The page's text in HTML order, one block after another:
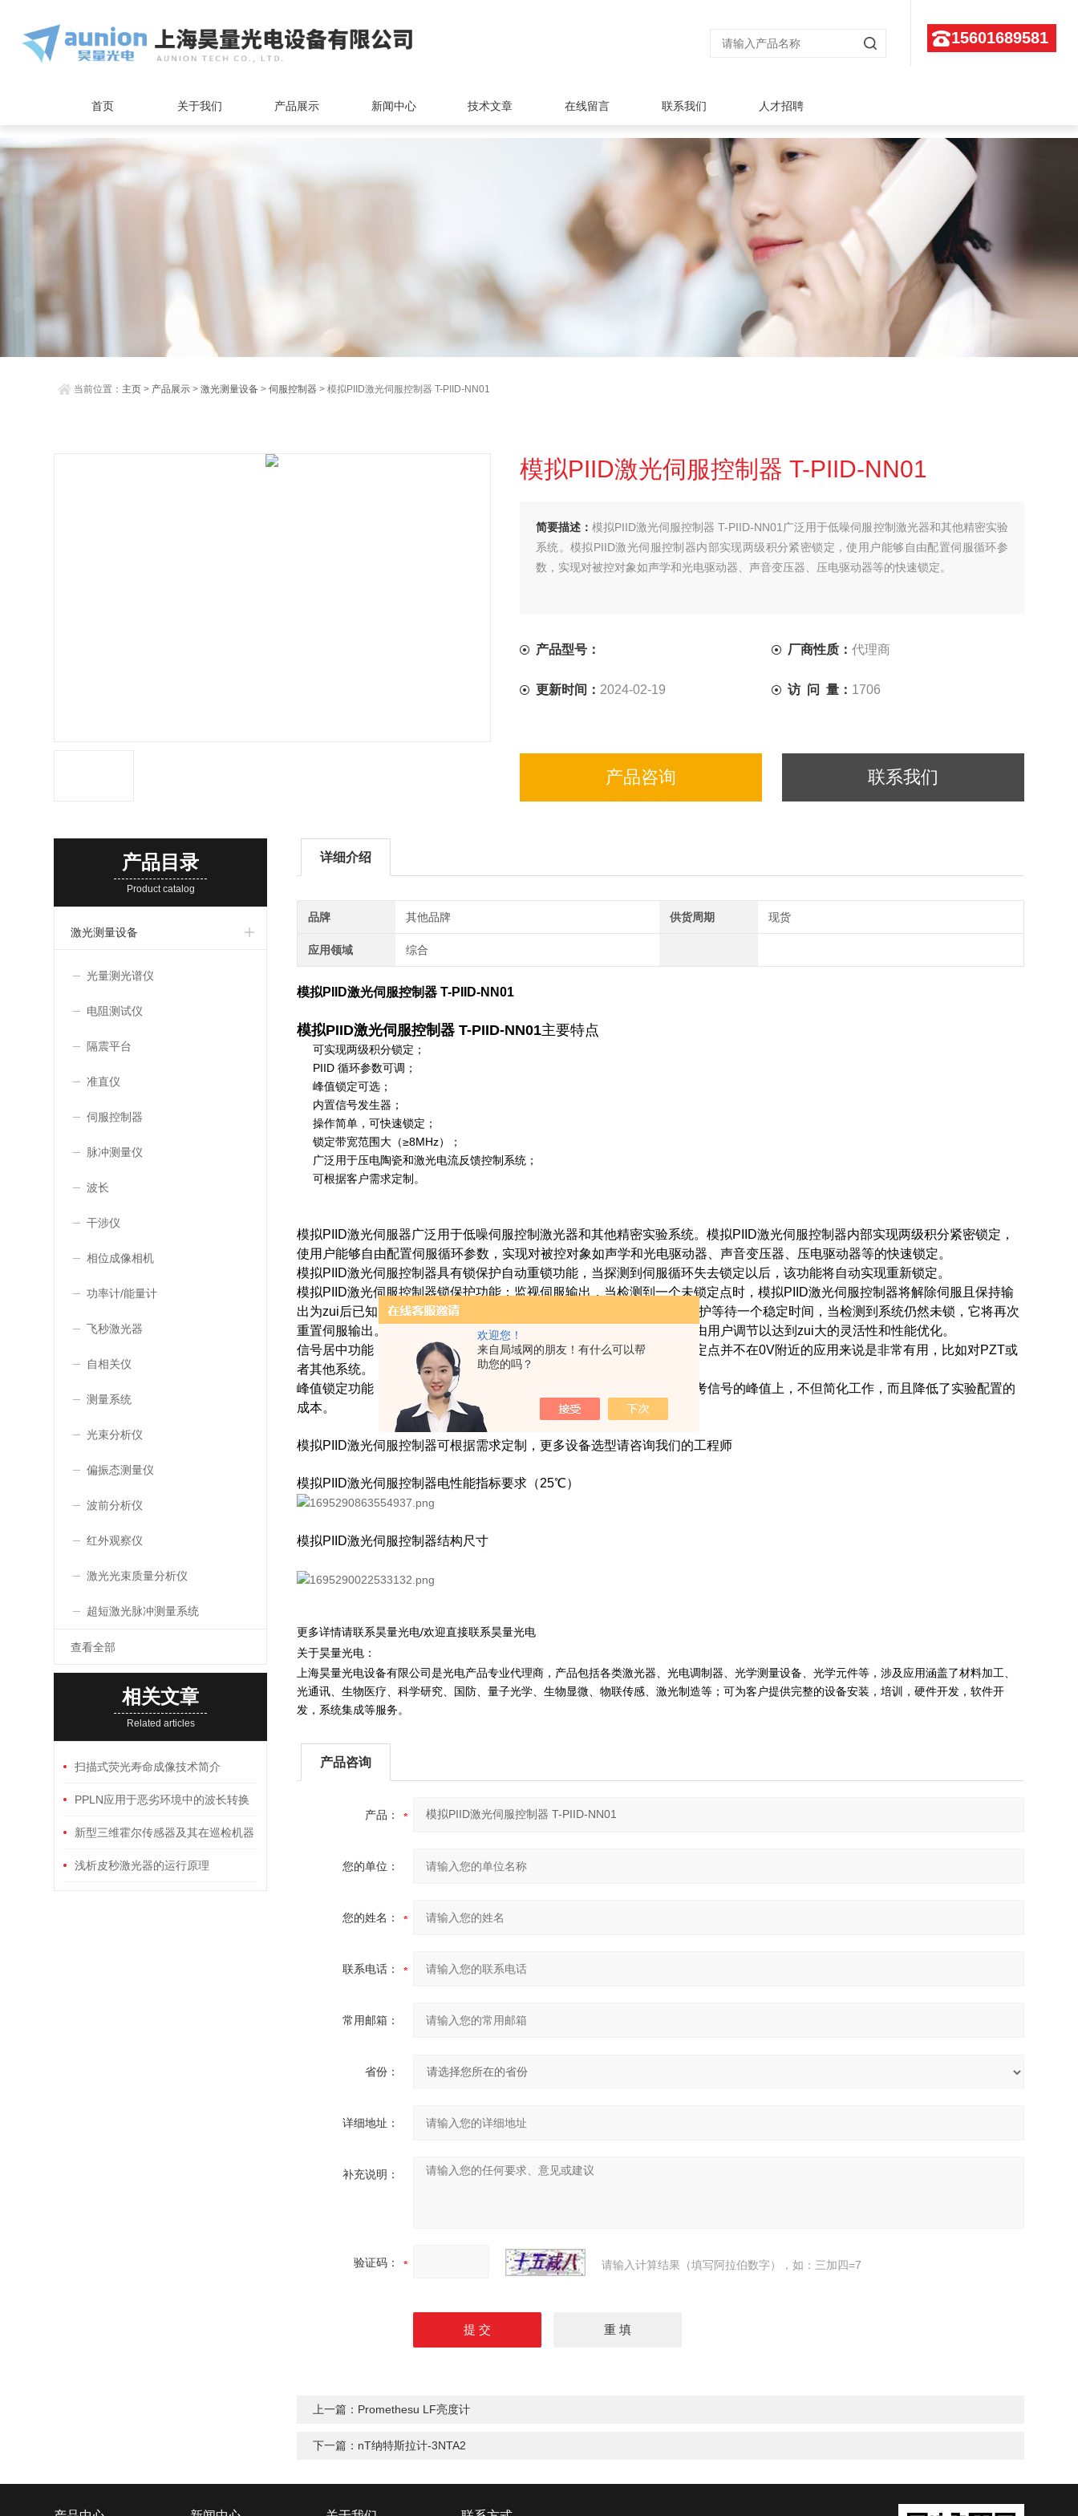
欢迎您！
来自局域网的朋友！有什么可以帮
助您的吗？
15601689581
首页 关于我们 产品展示 新闻中心 技术文章 在线留言 联系我们 人才招聘
当前位置： 主页 > 产品展示 >激光测量设备 >伺服控制器 > 模拟PIID激光伺服控制器 T-PIID-NN01
模拟PIID激光伺服控制器 T-PIID-NN01
简要描述： 模拟PIID激光伺服控制器 T-PIID-NN01广泛用于低噪伺服控制激光器和其他精密实验
系统。模拟PIID激光伺服控制器内部实现两级积分紧密锁定，使用户能够自由配置伺服循环参
数，实现对被控对象如声学和光电驱动器、声音变压器、压电驱动器等的快速锁定。
产品型号： 厂商性质：代理商
更新时间： 2024-02-19 访 问 量： 1706
产品咨询 联系我们
产品目录
Product catalog
激光测量设备
光量测光谱仪
电阻测试仪
隔震平台
准直仪
伺服控制器
脉冲测量仪
波长
干涉仪
相位成像相机
功率计/能量计
飞秒激光器
自相关仪
测量系统
光束分析仪
偏振态测量仪
波前分析仪
红外观察仪
激光光束质量分析仪
超短激光脉冲测量系统
查看全部
相关文章
Related articles
扫描式荧光寿命成像技术简介
PPLN应用于恶劣环境中的波长转换
新型三维霍尔传感器及其在巡检机器
人中的应用
浅析皮秒激光器的运行原理
详细介绍
品牌 其他品牌 供货周期 现货
应用领域 综合
模拟PIID激光伺服控制器 T-PIID-NN01
模拟PIID激光伺服控制器 T-PIID-NN01主要特点
可实现两级积分锁定；
PIID 循环参数可调；
峰值锁定可选；
内置信号发生器；
操作简单，可快速锁定；
锁定带宽范围大（≥8MHz）；
广泛用于压电陶瓷和激光电流反馈控制系统；
可根据客户需求定制。
模拟PIID激光伺服器广泛用于低噪伺服控制激光器和其他精密实验系统。模拟PIID激光伺服控制器内部实现两级积分紧密锁定，
使用户能够自由配置伺服循环参数，实现对被控对象如声学和光电驱动器、声音变压器、压电驱动器等的快速锁定。
模拟PIID激光伺服控制器具有锁保护自动重锁功能，当探测到伺服循环失去锁定以后，该功能将自动实现重新锁定。
模拟PIID激光伺服控制器锁保护功能：监视伺服输出，当检测到一个未锁定点时，模拟PIID激光伺服控制器将解除伺服且保持输
出为zui后已知的有效值。锁保护等待一个保持时间然后重新锁定。锁保护等待一个稳定时间，当检测到系统仍然未锁，它将再次
重置伺服输出。锁保护的控制参数：失锁点、保持时间、稳定时间均可由用户调节以达到zui大的灵活性和性能优化。
信号居中功能：让用户在准备锁定时，实现对伺服输出的偏置。对于锁定点并不在0V附近的应用来说是非常有用，比如对PZT或
者其他系统。
峰值锁定功能：无需外部调制器与锁相放大器，可以将激光器锁定到参考信号的峰值上，不但简化工作，而且降低了实验配置的
成本。
模拟PIID激光伺服控制器可根据需求定制，更多设备选型请咨询我们的工程师
模拟PIID激光伺服控制器电性能指标要求（25℃）
模拟PIID激光伺服控制器结构尺寸
更多详情请联系昊量光电/欢迎直接联系昊量光电
关于昊量光电：
上海昊量光电设备有限公司是光电产品专业代理商，产品包括各类激光器、光电调制器、光学测量设备、光学元件等，涉及应用涵盖了材料加工、
光通讯、生物医疗、科学研究、国防、 量子光学、生物显微、物联传感、激光制造等；可为客户提供完整的设备安装，培训，硬件开发，软件开
发，系统集成等服务。
产品咨询
产品：
您的单位：
您的姓名：
联系电话：
常用邮箱：
省份：
详细地址：
补充说明：
验证码： 请输入计算结果（填写阿拉伯数字），如：三加四=7
上一篇： Promethesu LF亮度计
下一篇： nT纳特斯拉计-3NTA2